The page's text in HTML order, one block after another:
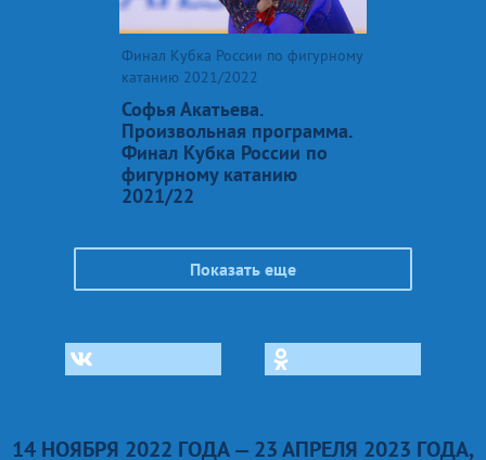
Финал Кубка России по фигурному
катанию 2021/2022
Софья Акатьева.
Произвольная программа.
Финал Кубка России по
фигурному катанию
2021/22
Показать еще
14 НОЯБРЯ 2022 ГОДА — 23 АПРЕЛЯ 2023 ГОДА,